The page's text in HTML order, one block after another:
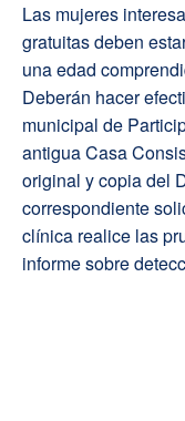
Las mujeres
gratuitas deben
una edad
Deberán hacer
municipal de
antigua Casa
original y copia del
correspondiente
clínica realice las
informe sobre